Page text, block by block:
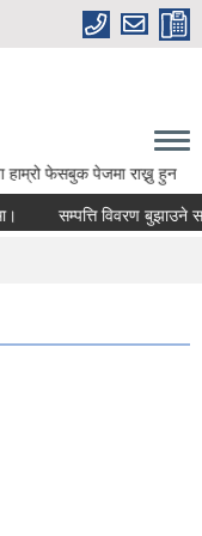
पेजमा राख्नु हुन अनुरोध छ ।
सम्पत्ति विवरण बुझाउने